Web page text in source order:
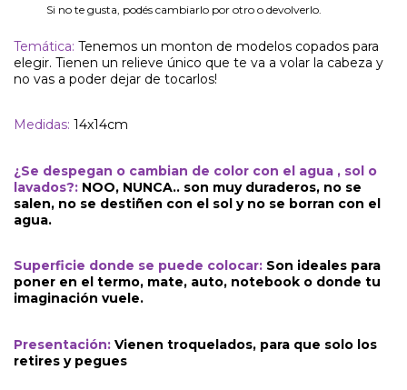
Si no te gusta, podés cambiarlo por otro o devolverlo.
Temática: Tenemos un monton de modelos copados para
elegir. Tienen un relieve único que te va a volar la cabeza y
no vas a poder dejar de tocarlos!
Medidas: 14x14cm
¿Se despegan o cambian de color con el agua , sol o
lavados?: NOO, NUNCA.. son muy duraderos, no se
salen, no se destiñen con el sol y no se borran con el
agua.
Superficie donde se puede colocar: Son ideales para
poner en el termo, mate, auto, notebook o donde tu
imaginación vuele.
Presentación: Vienen troquelados, para que solo los
retires y pegues